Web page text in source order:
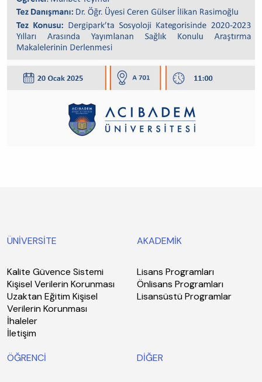
ÜNİVERSİTE
Kalite Güvence Sistemi
Kişisel Verilerin Korunması
Uzaktan Eğitim Kişisel
Verilerin Korunması
İhaleler
İletişim
AKADEMİK
Lisans Programları
Önlisans Programları
Lisansüstü Programlar
ÖĞRENCİ DİĞER